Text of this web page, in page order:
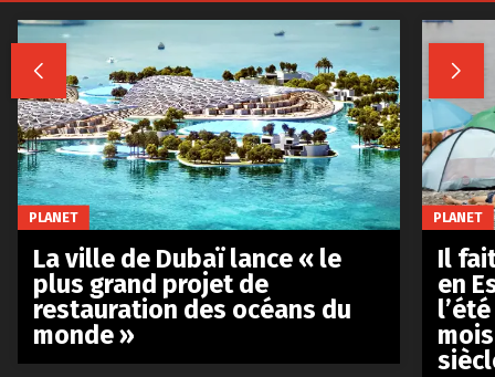
 
PLANET
La ville de Dubaï lance « le
plus grand projet de
restauration des océans du
monde »
PLANET
Il
en